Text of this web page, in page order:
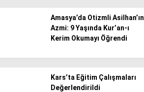
Amasya’da Otizmli Asilhan’ın
Azmi: 9 Yaşında Kur’an-ı
Kerim Okumayı Öğrendi
Kars’ta Eğitim Çalışmaları
Değerlendirildi